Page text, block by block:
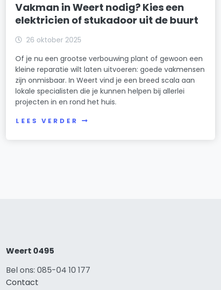
Vakman in Weert nodig? Kies een
elektricien of stukadoor uit de buurt
26 oktober 2025
Of je nu een grootse verbouwing plant of gewoon een
kleine reparatie wilt laten uitvoeren: goede vakmensen
zijn onmisbaar. In Weert vind je een breed scala aan
lokale specialisten die je kunnen helpen bij allerlei
projecten in en rond het huis.
LEES VERDER
Weert 0495
Bel ons: 085-04 10 177
Contact